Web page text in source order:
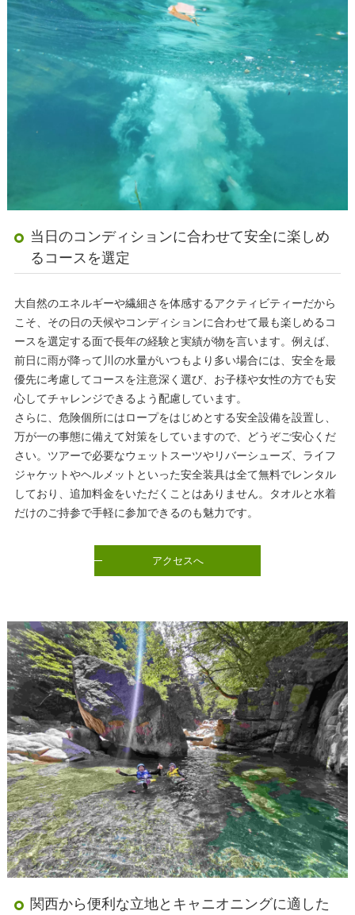
当日のコンディションに合わせて安全に楽しめ
るコースを選定
大自然のエネルギーや繊細さを体感するアクティビティーだから
こそ、その日の天候やコンディションに合わせて最も楽しめるコ
ースを選定する面で長年の経験と実績が物を言います。例えば、
前日に雨が降って川の水量がいつもより多い場合には、安全を最
優先に考慮してコースを注意深く選び、お子様や女性の方でも安
心してチャレンジできるよう配慮しています。
さらに、危険個所にはロープをはじめとする安全設備を設置し、
万が一の事態に備えて対策をしていますので、どうぞご安心くだ
さい。ツアーで必要なウェットスーツやリバーシューズ、ライフ
ジャケットやヘルメットといった安全装具は全て無料でレンタル
しており、追加料金をいただくことはありません。タオルと水着
だけのご持参で手軽に参加できるのも魅力です。
アクセスへ
関西から便利な立地とキャニオニングに適した